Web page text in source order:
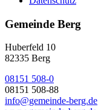
Gemeinde Berg
Huberfeld 10
82335 Berg
08151 508-0
08151 508-88
info@gemeinde-berg.de